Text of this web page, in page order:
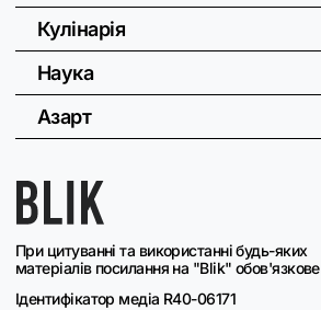
При цитуванні та використанні будь-яких
матеріалів посилання на "Blik" обов'язкове
Ідентифікатор медіа R40-06171
Кулінарія
Наука
Азарт